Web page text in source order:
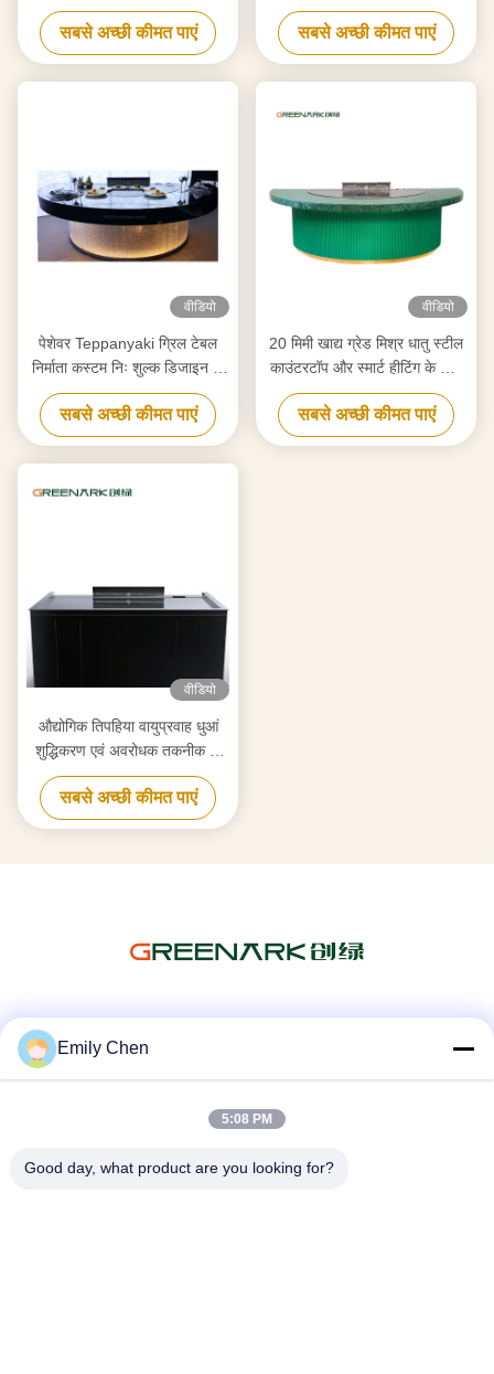
आवश्यकताओं के अनुरूप शुद्धिकरण के
लिए अनुकूलित
सबसे अच्छी कीमत पाएं
उच्च दक्षता वाले टेपनीकी ग्रिल
सबसे अच्छी कीमत पाएं
वीडियो
पेशेवर Teppanyaki ग्रिल टेबल
निर्माता कस्टम निः शुल्क डिजाइन के
साथ बनाया विश्वसनीय Hibachi
ग्रिल उपकरण आपूर्तिकर्ता
सबसे अच्छी कीमत पाएं
वीडियो
20 मिमी खाद्य ग्रेड मिश्र धातु स्टील
काउंटरटॉप और स्मार्ट हीटिंग के साथ
उच्च दक्षता वाले टेपनीकी ग्रिल
सबसे अच्छी कीमत पाएं
वीडियो
औद्योगिक तिपहिया वायुप्रवाह धुआं
शुद्धिकरण एवं अवरोधक तकनीक के
साथ टेपन्याकी ग्रिल
सबसे अच्छी कीमत पाएं
टेलीफोन
Emily Chen
5:08 PM
Good day, what product are you looking for?